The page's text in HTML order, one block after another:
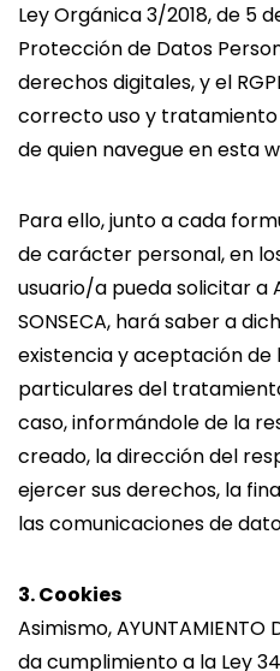
Ley Orgánica 3/2018, de 5
Protección de Datos
derechos digitales, y el
correcto uso y
de quien navegue en esta
Para ello, junto a cada
de carácter personal, en
usuario/a pueda solicitar a
SONSECA, hará saber a
existencia y aceptación de
particulares del
caso, informándole de la
creado, la dirección del
ejercer sus derechos, la
las comunicaciones de
3. Cookies
Asimismo, AYUNTAMIENTO
da cumplimiento a la Ley